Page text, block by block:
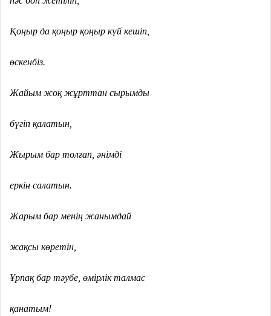
Қоңыр да қоңыр қоңыр күй кешіп,
өскенбіз.
Жайым жоқ жұрттан сырымды
бүгіп қалатын,
Жырым бар толғап, әнімді
еркін салатын.
Жарым бар менің жанымдай
жақсы көретін,
Ұрпақ бар тәубе, өмірлік талмас
қанатым!